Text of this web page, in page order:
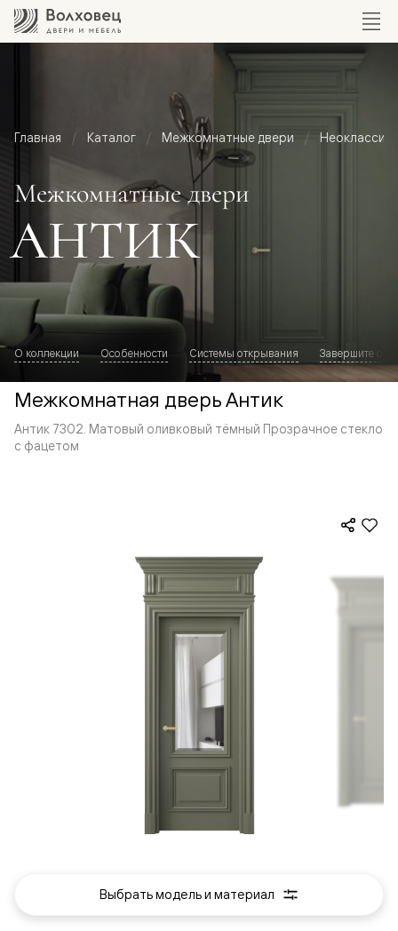
Главная Каталог Межкомнатные двери Неоклассика
Межкомнатные двери
АНТИК
О коллекции Особенности Системы открывания Завершите
Межкомнатная дверь Антик
Антик 7302. Матовый оливковый тёмный Прозрачное стекло
с фацетом
Выбрать модель и материал